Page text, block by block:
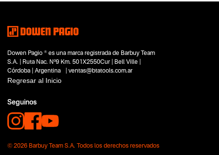
Dowen Pagio ® es una marca registrada de Barbuy Team
S.A. | Ruta Nac. Nº9 Km. 501X2550Cur | Bell Ville |
Córdoba | Argentina | ventas@btatools.com.ar
Regresar al Inicio
Seguinos
© 2026 Barbuy Team S.A. Todos los derechos reservados